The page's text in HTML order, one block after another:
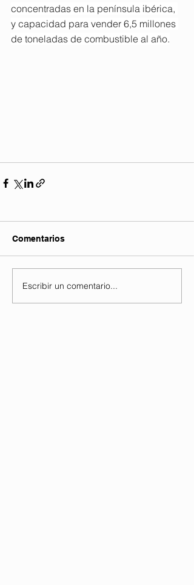
concentradas en la península ibérica,
y capacidad para vender 6,5 millones
de toneladas de combustible al año.
Comentarios
Escribir un comentario...